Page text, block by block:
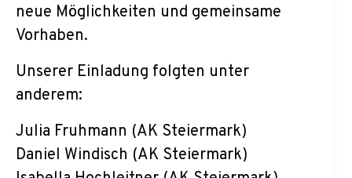
neue Möglichkeiten und gemeinsame
Vorhaben.
Unserer Einladung folgten unter
anderem:
Julia Fruhmann (AK Steiermark)
Daniel Windisch (AK Steiermark)